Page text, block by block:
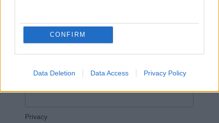
CONFIRM
Data Deletion Data Access Privacy Policy
Vuoi rimanere sempre aggiornato?
Iscriviti alla newsletter di Gallura Oggi e ricevi le nostre
Indirizzo email*
Privacy